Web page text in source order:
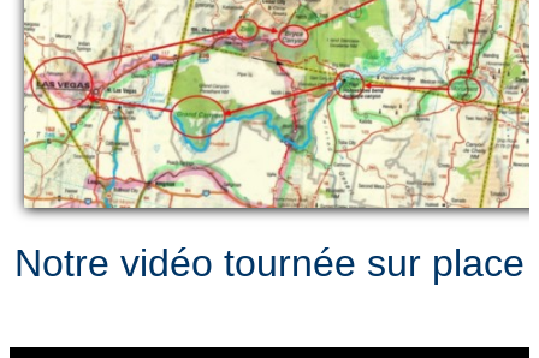
Notre vidéo tournée sur place